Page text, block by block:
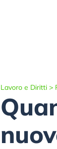
Lavoro e Diritti >